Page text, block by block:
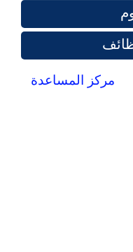
مركز المساعدة